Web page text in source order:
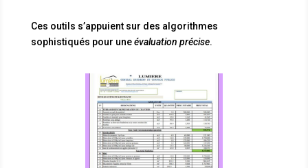
Ces outils s’appuient sur des algorithmes
sophistiqués pour uneévaluation précise.